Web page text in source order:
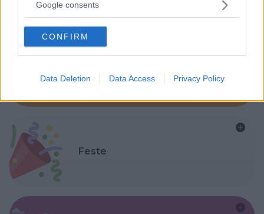
not limited to your visit or usage behaviour. You may click to
use your data for below specified purposes in below Google
consent section.
Google consents
CONFIRM
Data Deletion Data Access Privacy Policy
Asili Nido
Feste